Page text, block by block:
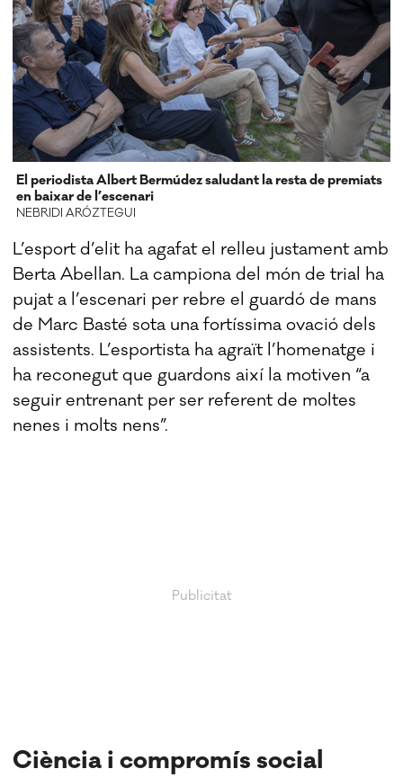
El periodista Albert Bermúdez saludant la resta de premiats
en baixar de l’escenari
NEBRIDI ARÓZTEGUI
L’esport d’elit ha agafat el relleu justament amb
Berta Abellan. La campiona del món de trial ha
pujat a l’escenari per rebre el guardó de mans
de Marc Basté sota una fortíssima ovació dels
assistents. L’esportista ha agraït l’homenatge i
ha reconegut que guardons així la motiven “a
seguir entrenant per ser referent de moltes
nenes i molts nens”.
Ciència i compromís social